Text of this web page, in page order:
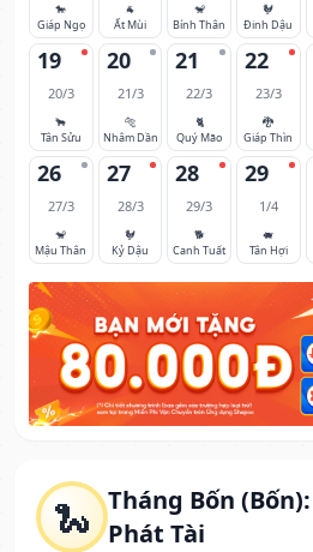
🐍 Tháng Bốn
Phát Tài
🐎
Giáp Ngọ
🐐
Ất Mùi
🐒
Bính Thân
🐓
Đinh Dậu
19
20/3
🐂
Tân Sửu
20
21/3
🐅
Nhâm Dần
21
22/3
🐈
Quý Mão
22
23/3
🐉
Giáp Thìn
26
27/3
🐒
Mậu Thân
27
28/3
🐓
Kỷ Dậu
28
29/3
🐕
Canh Tuất
29
1/4
🐖
Tân Hợi